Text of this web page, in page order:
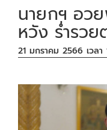
นายกฯ อว
หวัง ร่ำรว
21 มกราคม 2566 เวลา